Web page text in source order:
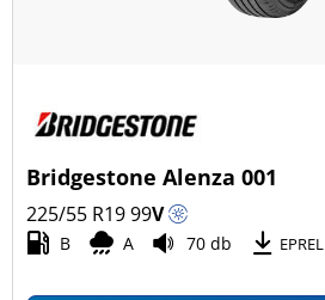
Bridgestone Alenza 001
225/55 R1999V
B A 70 db EPREL